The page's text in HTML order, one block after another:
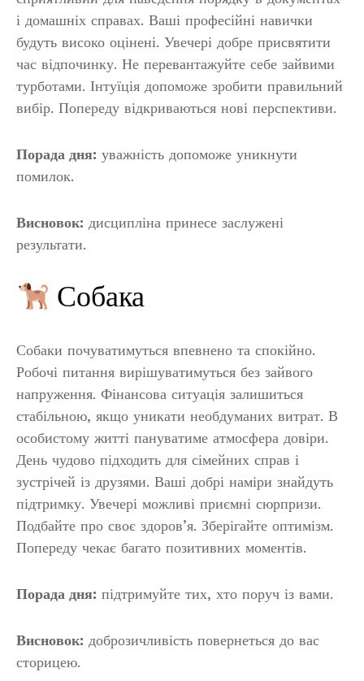
і домашніх справах. Ваші професійні навички
будуть високо оцінені. Увечері добре присвятити
час відпочинку. Не перевантажуйте себе зайвими
турботами. Інтуїція допоможе зробити правильний
вибір. Попереду відкриваються нові перспективи.
Порада дня: уважність допоможе уникнути
помилок.
Висновок: дисципліна принесе заслужені
результати.
Собака
Собаки почуватимуться впевнено та спокійно.
Робочі питання вирішуватимуться без зайвого
напруження. Фінансова ситуація залишиться
стабільною, якщо уникати необдуманих витрат. В
особистому житті пануватиме атмосфера довіри.
День чудово підходить для сімейних справ і
зустрічей із друзями. Ваші добрі наміри знайдуть
підтримку. Увечері можливі приємні сюрпризи.
Подбайте про своє здоров’я. Зберігайте оптимізм.
Попереду чекає багато позитивних моментів.
Порада дня: підтримуйте тих, хто поруч із вами.
Висновок: доброзичливість повернеться до вас
сторицею.